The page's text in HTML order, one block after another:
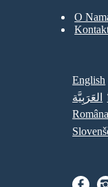
O
English
العَرَبِيَّة
Româna